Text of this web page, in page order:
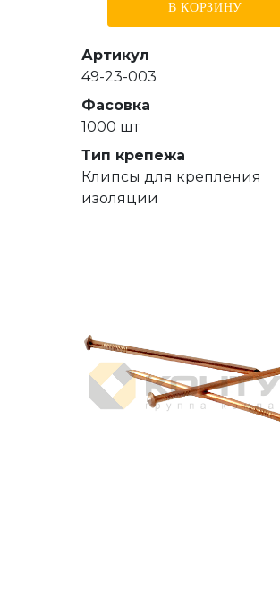
В КОРЗИНУ
Артикул
49-23-003
Фасовка
1000 шт
Тип крепежа
Клипсы для крепления
изоляции